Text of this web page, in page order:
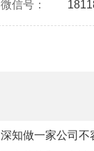
微信号：
深知做一家公司不